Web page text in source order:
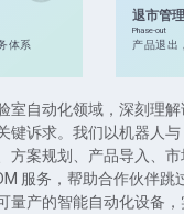
体系
退市管理
Phase-out
产品退出
室自动化领域，深刻理
键诉求。我们以机器人
方案规划、产品导入、
服务，帮助合作伙伴跳
量产的智能自动化设备